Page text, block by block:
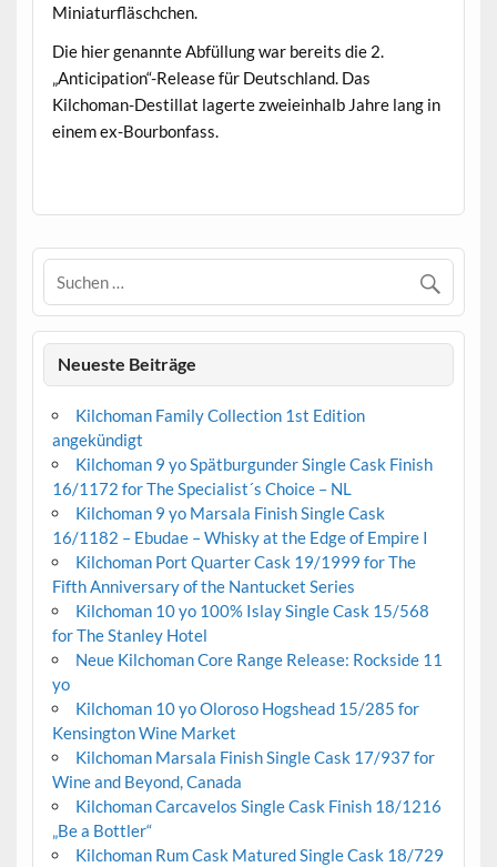
Miniaturfläschchen.
Die hier genannte Abfüllung war bereits die 2.
„Anticipation“-Release für Deutschland. Das
Kilchoman-Destillat lagerte zweieinhalb Jahre lang in
einem ex-Bourbonfass.
Neueste Beiträge
Kilchoman Family Collection 1st Edition
angekündigt
Kilchoman 9 yo Spätburgunder Single Cask Finish
16/1172 for The Specialist´s Choice – NL
Kilchoman 9 yo Marsala Finish Single Cask
16/1182 – Ebudae – Whisky at the Edge of Empire I
Kilchoman Port Quarter Cask 19/1999 for The
Fifth Anniversary of the Nantucket Series
Kilchoman 10 yo 100% Islay Single Cask 15/568
for The Stanley Hotel
Neue Kilchoman Core Range Release: Rockside 11
yo
Kilchoman 10 yo Oloroso Hogshead 15/285 for
Kensington Wine Market
Kilchoman Marsala Finish Single Cask 17/937 for
Wine and Beyond, Canada
Kilchoman Carcavelos Single Cask Finish 18/1216
„Be a Bottler“
Kilchoman Rum Cask Matured Single Cask 18/729